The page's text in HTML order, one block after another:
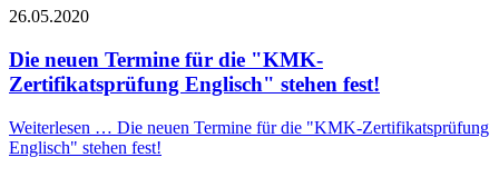
26.05.2020
Die neuen Termine für die "KMK-
Zertifikatsprüfung Englisch" stehen fest!
Weiterlesen … Die neuen Termine für die "KMK-Zertifikatsprüfung
Englisch" stehen fest!